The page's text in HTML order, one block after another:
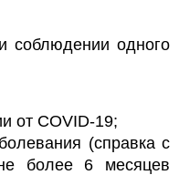
соблюдении одного
от COVID-19;
(справка с
более 6 месяцев